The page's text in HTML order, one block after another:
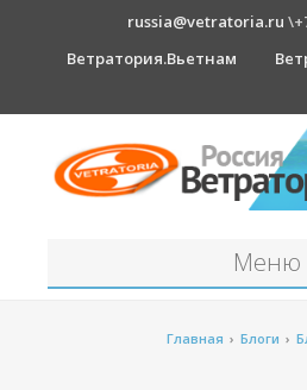
russia@vetratoria.ru
Ветратория.Вьетнам
Меню
Главная › Блоги ›